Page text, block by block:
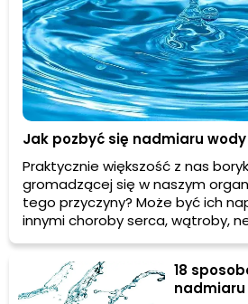
Jak pozbyć się nadmiaru
Praktycznie większość z nas
gromadzącej się w naszym
tego przyczyny? Może być ich
innymi choroby serca, wątroby,
dieta czy okres kilku dni przed
miesiączki. Jednak, co ważne,
problem zbierania się wody w
pozbyć się obrzmienia. Sprawdź,
18
nadmiaru